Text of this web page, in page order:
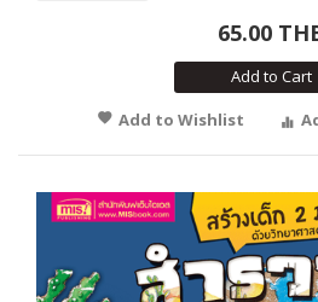
65.00
Add to Cart
Add to Wishlist